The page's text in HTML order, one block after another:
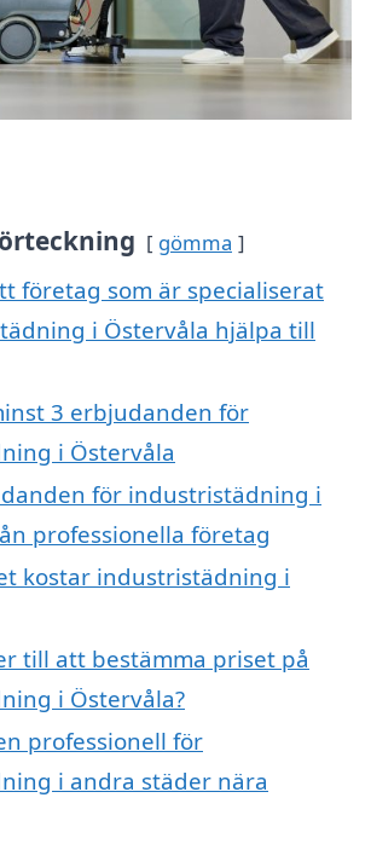
gömma
företag som är specialiserat
i Östervåla hjälpa till
3 erbjudanden för
i Östervåla
för industristädning i
professionella företag
kostar industristädning i
till att bestämma priset på
i Östervåla?
professionell för
i andra städer nära